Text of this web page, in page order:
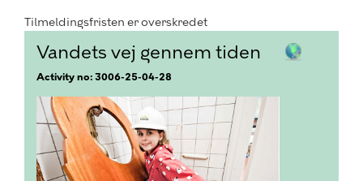
Tilmeldingsfristen er overskredet
Vandets vej gennem tiden
Activity no: 3006-25-04-28